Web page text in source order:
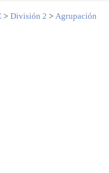
> División 2 > Agrupación